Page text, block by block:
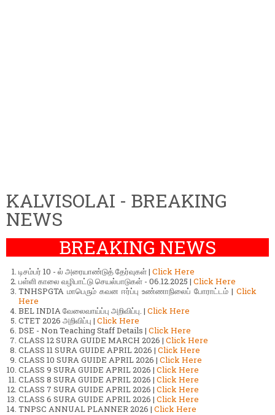
KALVISOLAI - BREAKING
NEWS
BREAKING NEWS
டிசம்பர் 10 - ல் அரையாண்டுத் தேர்வுகள் | Click Here
பள்ளி காலை வழிபாட்டு செயல்பாடுகள் - 06.12.2025 | Click Here
TNHSPGTA மாபெரும் கவன ஈர்ப்பு உண்ணாநிலைப் போராட்டம் | Click
Here
BEL INDIA வேலைவாய்ப்பு அறிவிப்பு. | Click Here
CTET 2026 அறிவிப்பு | Click Here
DSE - Non Teaching Staff Details | Click Here
CLASS 12 SURA GUIDE MARCH 2026 | Click Here
CLASS 11 SURA GUIDE APRIL 2026 | Click Here
CLASS 10 SURA GUIDE APRIL 2026 | Click Here
CLASS 9 SURA GUIDE APRIL 2026 | Click Here
CLASS 8 SURA GUIDE APRIL 2026 | Click Here
CLASS 7 SURA GUIDE APRIL 2026 | Click Here
CLASS 6 SURA GUIDE APRIL 2026 | Click Here
TNPSC ANNUAL PLANNER 2026 | Click Here